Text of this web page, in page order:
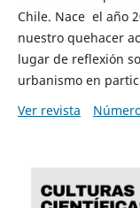
Chile. Nace el año
nuestro quehacer
lugar de reflexión
urbanismo en
Ver revista